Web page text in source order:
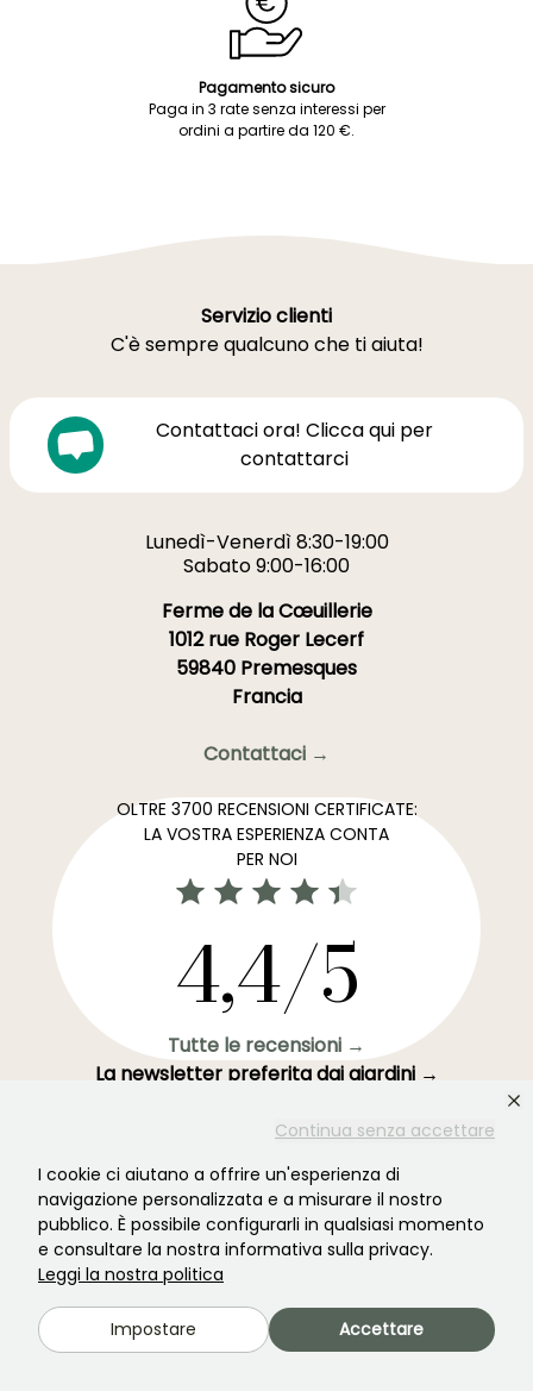
Continua senza accettare
I cookie ci aiutano a offrire un'esperienza di
navigazione personalizzata e a misurare il nostro
pubblico. È possibile configurarli in qualsiasi momento
e consultare la nostra informativa sulla privacy.
Leggi la nostra politica
Impostare Accettare
Pagamento sicuro
Paga in 3 rate senza interessi per
ordini a partire da 120 €.
Servizio clienti
C'è sempre qualcuno che ti aiuta!
Contattaci ora! Clicca qui per
contattarci
Lunedì-Venerdì 8:30-19:00
Sabato 9:00-16:00
Ferme de la Cœuillerie
1012 rue Roger Lecerf
59840 Premesques
Francia
Contattaci →
OLTRE 3700 RECENSIONI CERTIFICATE:
LA VOSTRA ESPERIENZA CONTA
PER NOI
4,4/5
Tutte le recensioni →
La newsletter preferita dai giardini →
Ricevi le nostre ultime notizie e idee per goderti il tuo
giardino tutto l'anno.
Questo modulo è protetto da reCAPTCHA - si applicano l'informativa sulla
privacye itermini di servizio.